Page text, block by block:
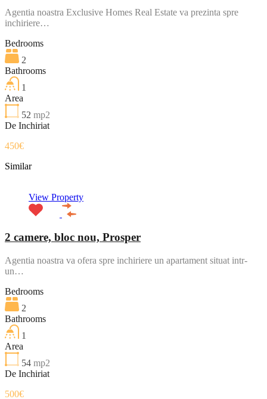
Agentia noastra Exclusive Homes Real Estate va prezinta spre
inchiriere…
Bedrooms
2
Bathrooms
1
Area
52 mp2
De Inchiriat
450€
Similar
View Property
2 camere, bloc nou, Prosper
Agentia noastra va ofera spre inchiriere un apartament situat intr-
un…
Bedrooms
2
Bathrooms
1
Area
54 mp2
De Inchiriat
500€